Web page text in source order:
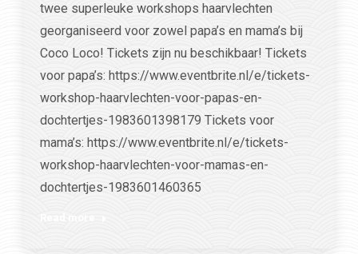
twee superleuke workshops haarvlechten
georganiseerd voor zowel papa’s en mama’s bij
Coco Loco! Tickets zijn nu beschikbaar! Tickets
voor papa’s: https://www.eventbrite.nl/e/tickets-
workshop-haarvlechten-voor-papas-en-
dochtertjes-1983601398179 Tickets voor
mama’s: https://www.eventbrite.nl/e/tickets-
workshop-haarvlechten-voor-mamas-en-
dochtertjes-1983601460365